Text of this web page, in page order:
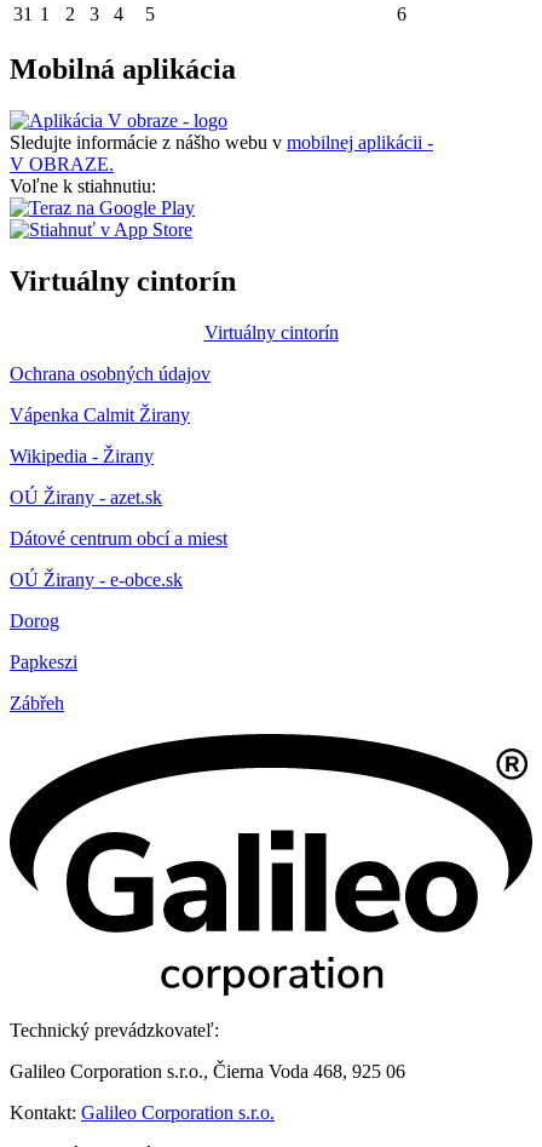
31 1 2 3 4 5 6
Mobilná aplikácia
Sledujte informácie z nášho webu v mobilnej aplikácii -
V OBRAZE.
Voľne k stiahnutiu:
Virtuálny cintorín
Virtuálny cintorín
Ochrana osobných údajov
Vápenka Calmit Žirany
Wikipedia - Žirany
OÚ Žirany - azet.sk
Dátové centrum obcí a miest
OÚ Žirany - e-obce.sk
Dorog
Papkeszi
Zábřeh
Technický prevádzkovateľ:
Galileo Corporation s.r.o., Čierna Voda 468, 925 06
Kontakt: Galileo Corporation s.r.o.